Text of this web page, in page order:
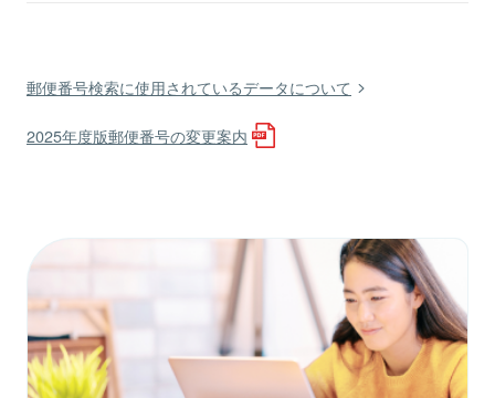
郵便番号検索に使用されているデータについて
2025年度版郵便番号の変更案内